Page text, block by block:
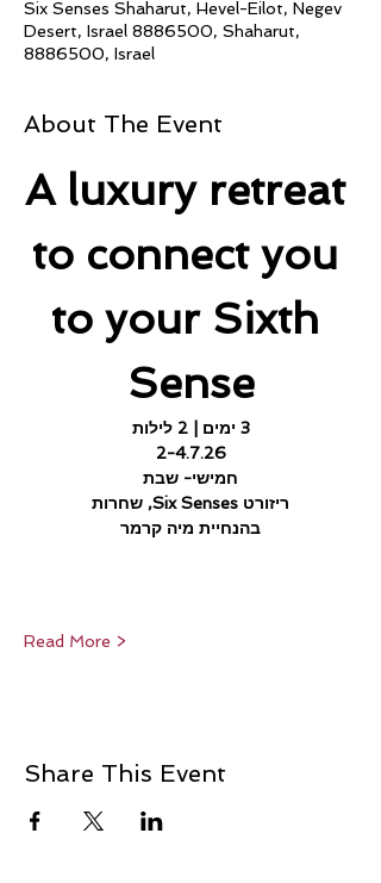
Six Senses Shaharut, Hevel-Eilot, Negev
Desert, Israel 8886500, Shaharut,
8886500, Israel
About The Event
A luxury retreat
to connect you
to your Sixth
Sense
3 ימים | 2 לילות
2-4.7.26
חמישי- שבת
ריזורט Six Senses, שחרות
בהנחיית מיה קרמר
Read More >
Share This Event